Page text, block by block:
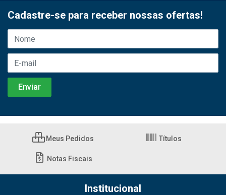
Cadastre-se para receber nossas ofertas!
Meus Pedidos Títulos
Notas Fiscais
Institucional